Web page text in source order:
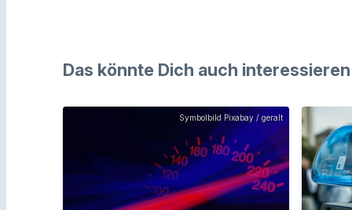
Das könnte Dich auch interessieren
Symbolbild Pixabay / geralt